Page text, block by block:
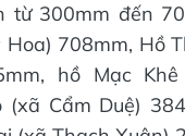
từ 300mm đến
Hoa) 708mm, Hồ
hồ Mạc
(xã Cẩm Duệ)